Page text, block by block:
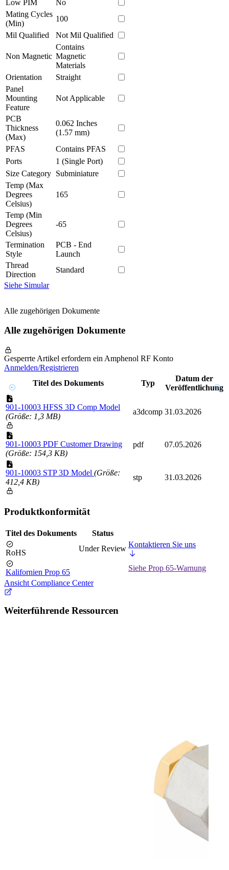
Low PIM
No
Mating Cycles
(Min)
100
Mil Qualified
Not Mil Qualified
Non Magnetic
Contains
Magnetic
Materials
Orientation
Straight
Panel
Mounting
Feature
Not Applicable
PCB
Thickness
(Max)
0.062 Inches
(1.57 mm)
PFAS
Contains PFAS
Ports
1 (Single Port)
Size Category Subminiature
Temp (Max
Degrees
Celsius)
165
Temp (Min
Degrees
Celsius)
-65
Termination
Style
PCB - End
Launch
Thread
Direction
Standard
Siehe Simular
Alle zugehörigen Dokumente
Alle zugehörigen Dokumente
Gesperrte Artikel erfordern ein Amphenol RF Konto
Anmelden/Registrieren
Titel des Dokuments
Typ
Datum der
Veröffentlichung
901-10003 HFSS 3D Comp Model
(Größe: 1,3 MB)
a3dcomp 31.03.2026
901-10003 PDF Customer Drawing
(Größe: 154,3 KB)
pdf 07.05.2026
901-10003 STP 3D Model (Größe:
412,4 KB)
stp 31.03.2026
Produktkonformität
Titel des Dokuments Status
RoHS Under Review Kontaktieren Sie uns
Kalifornien Prop 65
Siehe Prop 65-Warnung
Ansicht Compliance Center
Weiterführende Ressourcen